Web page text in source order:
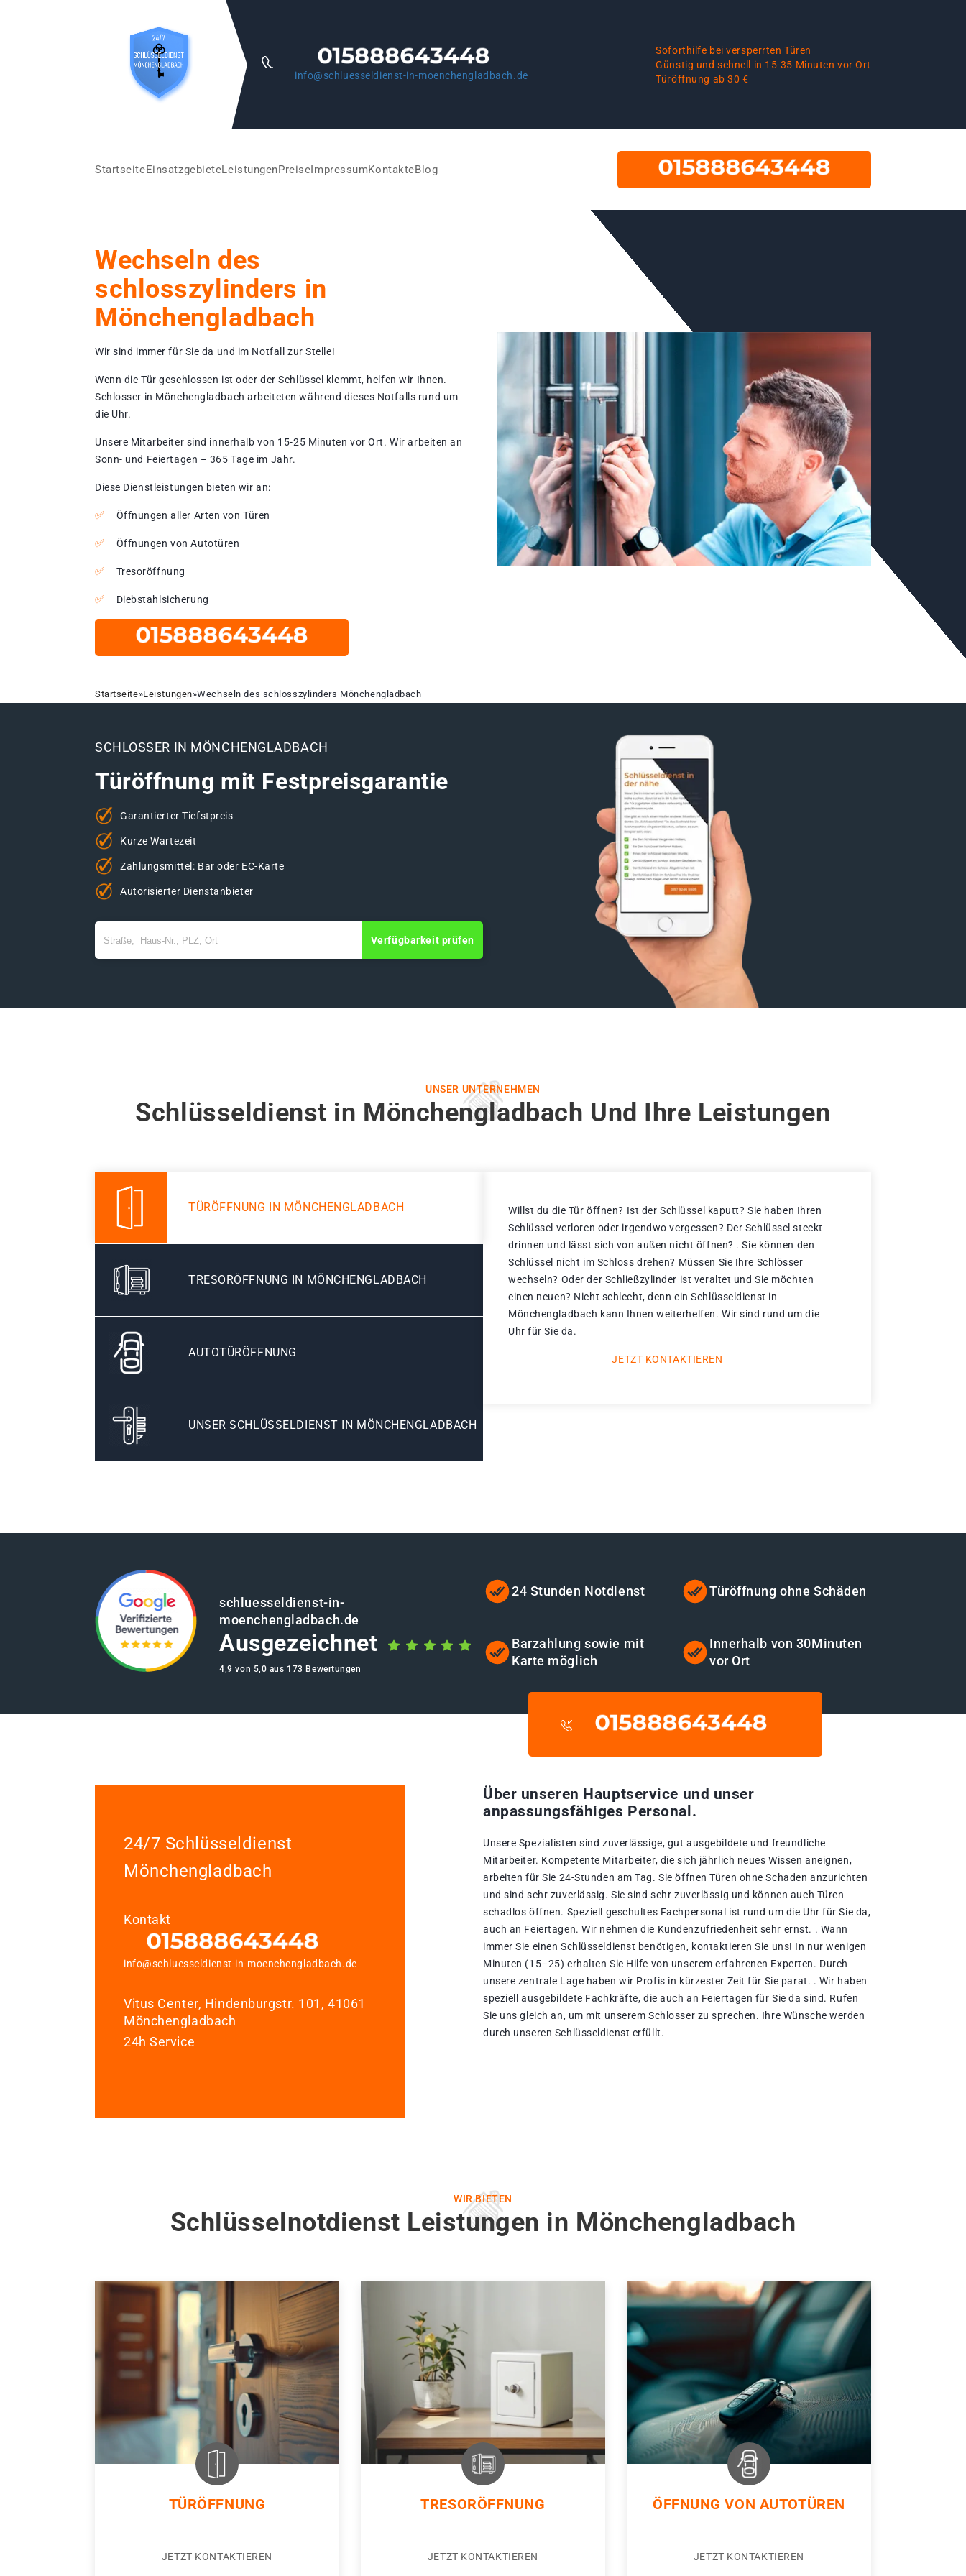
info@schluesseldienst-in-moenchengladbach.de
Soforthilfe bei versperrten Türen
Günstig und schnell in 15-35 Minuten vor Ort
Türöffnung ab 30 €
StartseiteEinsatzgebieteLeistungenPreiseImpressumKontakteBlog
Wechseln des
schlosszylinders in
Mönchengladbach
Wir sind immer für Sie da und im Notfall zur Stelle!
Wenn die Tür geschlossen ist oder der Schlüssel klemmt, helfen wir Ihnen.
Schlosser in Mönchengladbach arbeiteten während dieses Notfalls rund um
die Uhr.
Unsere Mitarbeiter sind innerhalb von 15-25 Minuten vor Ort. Wir arbeiten an
Sonn- und Feiertagen – 365 Tage im Jahr.
Diese Dienstleistungen bieten wir an:
Öffnungen aller Arten von Türen
Öffnungen von Autotüren
Tresoröffnung
Diebstahlsicherung
Startseite»Leistungen»Wechseln des schlosszylinders Mönchengladbach
SCHLOSSER IN MÖNCHENGLADBACH
Türöffnung mit Festpreisgarantie
Garantierter Tiefstpreis
Kurze Wartezeit
Zahlungsmittel: Bar oder EC-Karte
Autorisierter Dienstanbieter
Verfügbarkeit prüfen
UNSER UNTERNEHMEN
Schlüsseldienst in Mönchengladbach Und Ihre Leistungen
TÜRÖFFNUNG IN MÖNCHENGLADBACH
TRESORÖFFNUNG IN MÖNCHENGLADBACH
AUTOTÜRÖFFNUNG
UNSER SCHLÜSSELDIENST IN MÖNCHENGLADBACH
Willst du die Tür öffnen? Ist der Schlüssel kaputt? Sie haben Ihren
Schlüssel verloren oder irgendwo vergessen? Der Schlüssel steckt
drinnen und lässt sich von außen nicht öffnen? . Sie können den
Schlüssel nicht im Schloss drehen? Müssen Sie Ihre Schlösser
wechseln? Oder der Schließzylinder ist veraltet und Sie möchten
einen neuen? Nicht schlecht, denn ein Schlüsseldienst in
Mönchengladbach kann Ihnen weiterhelfen. Wir sind rund um die
Uhr für Sie da.
JETZT KONTAKTIEREN
schluesseldienst-in-
moenchengladbach.de
Ausgezeichnet
4,9 von 5,0 aus 173 Bewertungen
24 Stunden Notdienst Türöffnung ohne Schäden
Barzahlung sowie mit
Karte möglich
Innerhalb von 30Minuten
vor Ort
24/7 Schlüsseldienst
Mönchengladbach
Kontakt
info@schluesseldienst-in-moenchengladbach.de
Vitus Center, Hindenburgstr. 101, 41061
Mönchengladbach
24h Service
Über unseren Hauptservice und unser
anpassungsfähiges Personal.
Unsere Spezialisten sind zuverlässige, gut ausgebildete und freundliche
Mitarbeiter. Kompetente Mitarbeiter, die sich jährlich neues Wissen aneignen,
arbeiten für Sie 24-Stunden am Tag. Sie öffnen Türen ohne Schaden anzurichten
und sind sehr zuverlässig. Sie sind sehr zuverlässig und können auch Türen
schadlos öffnen. Speziell geschultes Fachpersonal ist rund um die Uhr für Sie da,
auch an Feiertagen. Wir nehmen die Kundenzufriedenheit sehr ernst. . Wann
immer Sie einen Schlüsseldienst benötigen, kontaktieren Sie uns! In nur wenigen
Minuten (15–25) erhalten Sie Hilfe von unserem erfahrenen Experten. Durch
unsere zentrale Lage haben wir Profis in kürzester Zeit für Sie parat. . Wir haben
speziell ausgebildete Fachkräfte, die auch an Feiertagen für Sie da sind. Rufen
Sie uns gleich an, um mit unserem Schlosser zu sprechen. Ihre Wünsche werden
durch unseren Schlüsseldienst erfüllt.
WIR BIETEN
Schlüsselnotdienst Leistungen in Mönchengladbach
TÜRÖFFNUNG
JETZT KONTAKTIEREN
TRESORÖFFNUNG
JETZT KONTAKTIEREN
ÖFFNUNG VON AUTOTÜREN
JETZT KONTAKTIEREN